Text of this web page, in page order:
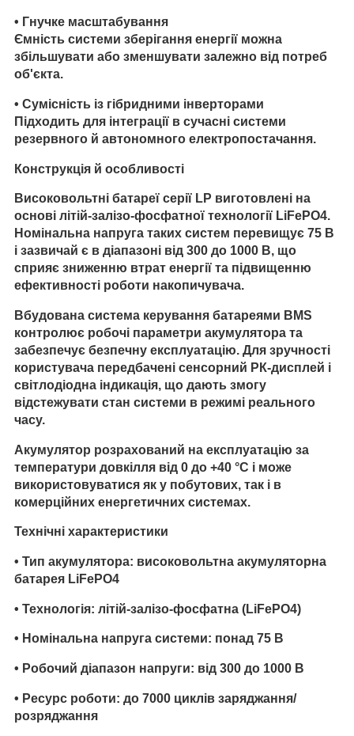
• Гнучке масштабування
Ємність системи зберігання енергії можна
збільшувати або зменшувати залежно від потреб
об'єкта.
• Сумісність із гібридними інверторами
Підходить для інтеграції в сучасні системи
резервного й автономного електропостачання.
Конструкція й особливості
Високовольтні батареї серії LP виготовлені на
основі літій-залізо-фосфатної технології LiFePO4.
Номінальна напруга таких систем перевищує 75 В
і зазвичай є в діапазоні від 300 до 1000 В, що
сприяє зниженню втрат енергії та підвищенню
ефективності роботи накопичувача.
Вбудована система керування батареями BMS
контролює робочі параметри акумулятора та
забезпечує безпечну експлуатацію. Для зручності
користувача передбачені сенсорний РК-дисплей і
світлодіодна індикація, що дають змогу
відстежувати стан системи в режимі реального
часу.
Акумулятор розрахований на експлуатацію за
температури довкілля від 0 до +40 °C і може
використовуватися як у побутових, так і в
комерційних енергетичних системах.
Технічні характеристики
• Тип акумулятора: високовольтна акумуляторна
батарея LiFePO4
• Технологія: літій-залізо-фосфатна (LiFePO4)
• Номінальна напруга системи: понад 75 В
• Робочий діапазон напруги: від 300 до 1000 В
• Ресурс роботи: до 7000 циклів заряджання/
розряджання